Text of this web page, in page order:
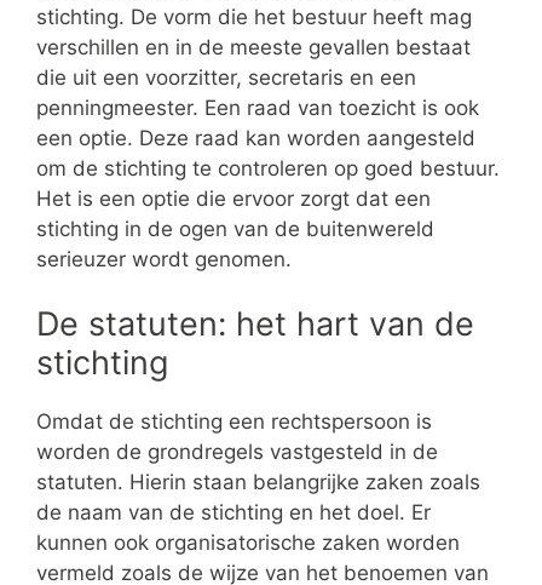
stichting. De vorm die het bestuur heeft mag
verschillen en in de meeste gevallen bestaat
die uit een voorzitter, secretaris en een
penningmeester. Een raad van toezicht is ook
een optie. Deze raad kan worden aangesteld
om de stichting te controleren op goed bestuur.
Het is een optie die ervoor zorgt dat een
stichting in de ogen van de buitenwereld
serieuzer wordt genomen.
De statuten: het hart van de
stichting
Omdat de stichting een rechtspersoon is
worden de grondregels vastgesteld in de
statuten. Hierin staan belangrijke zaken zoals
de naam van de stichting en het doel. Er
kunnen ook organisatorische zaken worden
vermeld zoals de wijze van het benoemen van